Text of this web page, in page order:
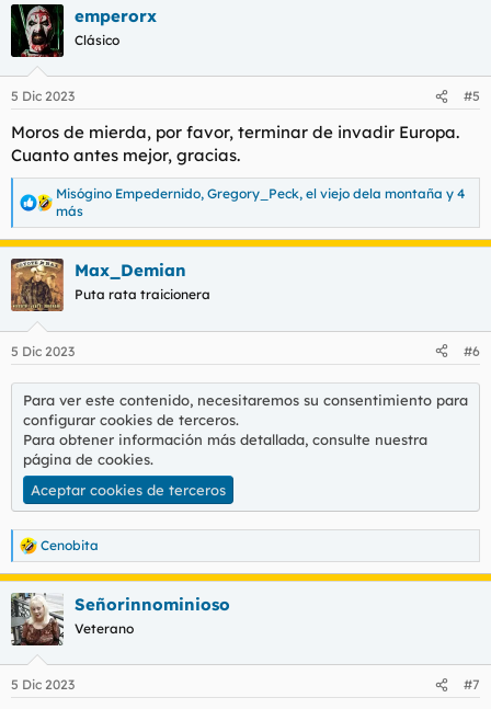
durante la Semana Internacional de Concienciación sobre las
Personas Transgénero, celebrada entre el 13 y el 19 de
noviembre.
Vuokkoset For men tampon
Periods aren’t just an issue for women, as trans men
and non-binary people may also have a womb and
periods. That’s why Vuokkoset launches tampon for
Ver el archivos adjunto 151410
Ver el archivos adjunto 151411
c
c
i
e
:
emperorx
Clásico
5 Dic 2023 #5
Moros de mierda, por favor, terminar de invadir Europa.
Cuanto antes mejor, gracias.
R
e
a
c
c
i
o
n
e
s
:
Misógino Empedernido, Gregory_Peck, el viejo dela montaña y 4
más
Max_Demian
Puta rata traicionera
5 Dic 2023 #6
Para ver este contenido, necesitaremos su consentimiento para
configurar cookies de terceros.
Para obtener información más detallada, consulte nuestra
página de cookies.
Aceptar cookies de terceros
R
e
a
c
c
i
e
Cenobita
Señorinnominioso
Veterano
5 Dic 2023 #7